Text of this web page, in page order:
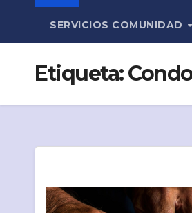
SERVICIOS COMUNIDAD
Etiqueta: